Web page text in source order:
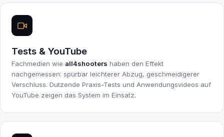
Tests & YouTube
Fachmedien wie all4shooters haben den Effekt
nachgemessen: spürbar leichterer Abzug, geschmeidigerer
Verschluss. Dutzende Praxis-Tests und Anwendungsvideos auf
YouTube zeigen das System im Einsatz.